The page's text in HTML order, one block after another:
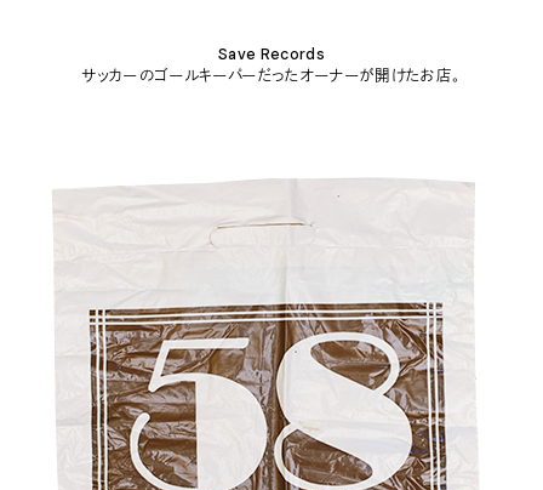
Save Records
サッカーのゴールキーパーだったオーナーが開けたお店。